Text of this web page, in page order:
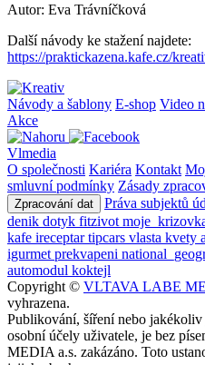
Autor: Eva Trávníčková
Další návody ke stažení najdete:
https://praktickazena.kafe.cz/
Návody a šablony E-shop Video
Akce
Vlmedia
O společnosti Kariéra Kontakt
smluvní podmínky Zásady
Zpracování dat
Práva subjektů
denik dotyk fitzivot
kafe ireceptartipcars vlasta kvety
igurmet prekvapeni
automodul koktejl
Copyright © VLTAVA LABE
vyhrazena.
Publikování, šíření nebo
osobní účely uživatele, je bez
MEDIA a.s. zakázáno. Toto